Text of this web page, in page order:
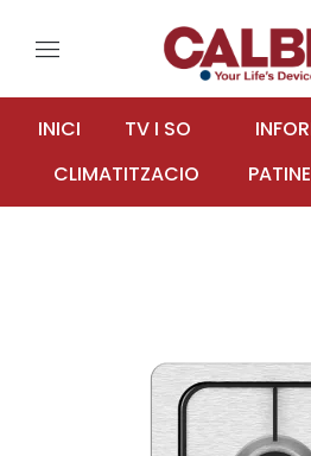
menu
INICI TV I SO
CLIMATITZACIO